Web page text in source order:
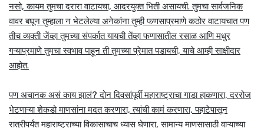
नसो, कायम तुमचा दरारा वाटायचा, आदरयुक्त भिती असायची. तुमचा सार्वजनिक
वावर बघून तुम्हाला न भेटलेल्या अनेकांना तुम्ही फणसाप्रमाणे कठोर वाटायचात पण
तीच व्यक्ती जेंव्हा तुमच्या संपर्कात यायची तेंव्हा फणासातील रसाळ आणि मधुर
गऱ्याप्रमाणे तुमचा स्वभाव पाहून ती तुमच्या प्रेमात पडायची, याचे आम्ही साक्षीदार
आहोत.
पण अचानक असं काय झालं? दोन दिवसांपूर्वी महाराष्ट्राचा गाडा हाकणारा, दररोज
भेटणाऱ्या शेकडो माणसांना मदत करणारा, त्यांची कामं करणारा, पहाटेपासून
रात्रीपर्यंत महाराष्ट्राच्या विकासाचाच ध्यास घेणारा, सामान्य माणसासाठी वाऱ्याच्या